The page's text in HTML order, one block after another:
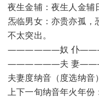
夜生金辅：夜生人金辅
炁临男女：亦贵亦孤
不太突出。
——————奴 仆
——————夫 妻
夫妻度纳音（度选纳音
上下一旬纳音年火年份